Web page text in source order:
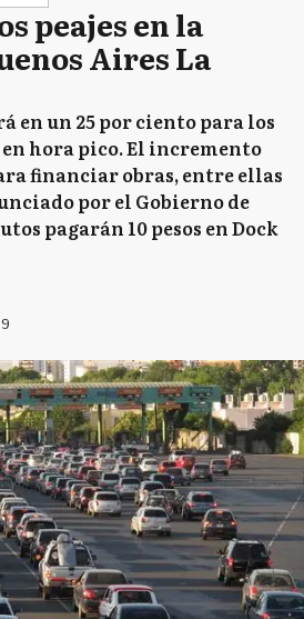
peajes en la
Aires La
en un 25 por ciento para los
hora pico. El incremento
financiar obras, entre ellas
por el Gobierno de
pagarán 10 pesos en Dock